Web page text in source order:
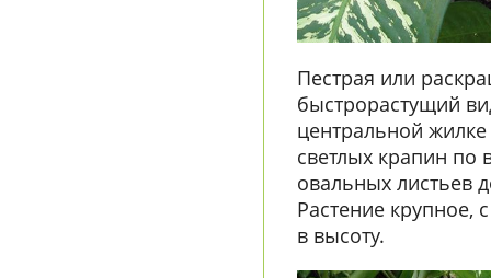
Пестрая или
быстрорастущий
центральной
светлых крапин по
овальных листьев
Растение
в высоту.